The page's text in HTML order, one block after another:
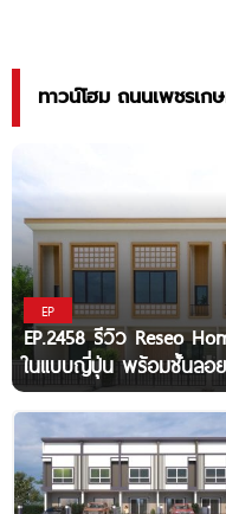
ทาวน์โฮม ถนนเพชรเก
EP
EP.2458 รีวิว Reseo
ในแบบญี่ปุ่น พร้อมชั้นลอย